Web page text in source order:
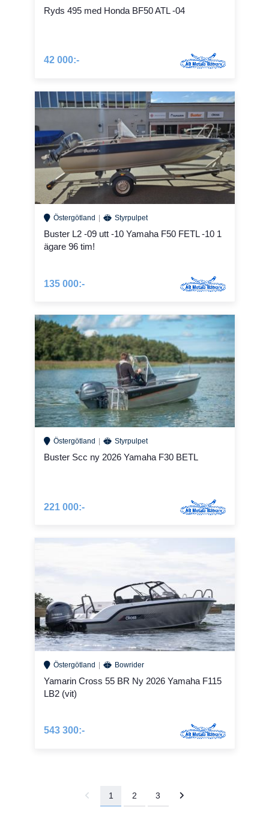
Ryds 495 med Honda BF50 ATL -04
42 000:-
Östergötland Styrpulpet
Buster L2 -09 utt -10 Yamaha F50 FETL -10 1
ägare 96 tim!
135 000:-
Östergötland Styrpulpet
Buster Scc ny 2026 Yamaha F30 BETL
221 000:-
Östergötland Bowrider
Yamarin Cross 55 BR Ny 2026 Yamaha F115
LB2 (vit)
543 300:-
1 2 3